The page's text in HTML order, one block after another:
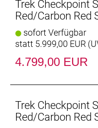
Schaltung.
du für zusätzliche
holprigen Wegen und
Reifen fahren.
- Mit dem großen
Heckgepäckträger,
das Checkpoint
Trek Checkpoint
Red/Carbon Red
sofort Verfügbar
statt 5.999,00 EUR (
4.799,00 EUR
Trek Checkpoint
Red/Carbon Red